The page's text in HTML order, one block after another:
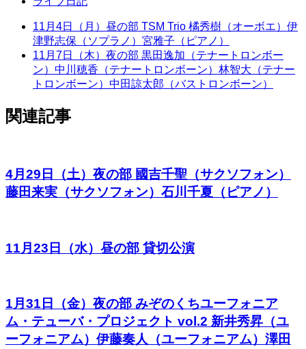
11月4日（月）昼の部 TSM Trio 橘秀樹（オーボエ）伊
津野志保（ソプラノ）宮雅子（ピアノ）
11月7日（木）夜の部 黒田逸加（テナートロンボー
ン）中川穂香（テナートロンボーン）林智大（テナー
トロンボーン）中田諒太郎（バストロンボーン）
関連記事
4月29日（土）夜の部 國吉千聖（サクソフォン）
藤田来実（サクソフォン）石川千夏（ピアノ）
11月23日（水）昼の部 貸切公演
1月31日（金）夜の部 みぞのくちユーフォニア
ム・テューバ・プロジェクト vol.2 新井秀昇（ユ
ーフォニアム）伊藤奏人（ユーフォニアム）澤田